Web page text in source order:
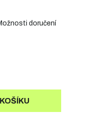
doručení